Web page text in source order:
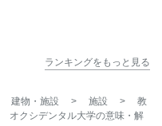
ランキングをもっと見る
建物・施設 > 施設 >
教
オクシデンタル大学の意味・解